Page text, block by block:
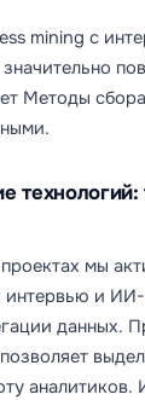
mining с
Методы
мы
интервью и
данных.
аналитиков.